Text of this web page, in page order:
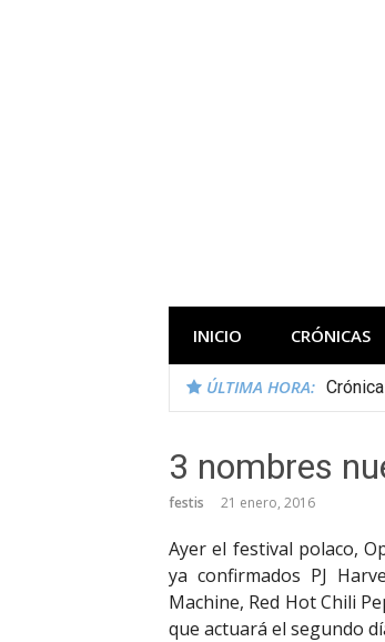
INICIO CRÓNICAS
ÚLTIMA HORA:
3 nombres
festis 21 enero, 2016
Ayer el festival polaco,
ya confirmados PJ
Machine, Red Hot Chili
que actuará el segundo